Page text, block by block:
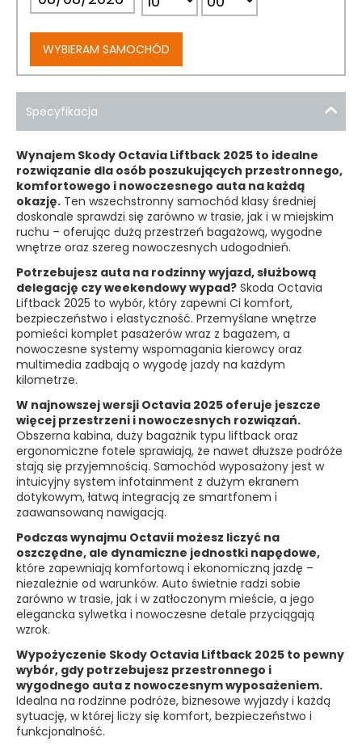
WYBIERAM SAMOCHÓD
Specyfikacja
Wynajem Skody Octavia Liftback 2025 to idealne
rozwiązanie dla osób poszukujących przestronnego,
komfortowego i nowoczesnego auta na każdą
okazję. Ten wszechstronny samochód klasy średniej
doskonale sprawdzi się zarówno w trasie, jak i w miejskim
ruchu – oferując dużą przestrzeń bagażową, wygodne
wnętrze oraz szereg nowoczesnych udogodnień.
Potrzebujesz auta na rodzinny wyjazd, służbową
delegację czy weekendowy wypad? Skoda Octavia
Liftback 2025 to wybór, który zapewni Ci komfort,
bezpieczeństwo i elastyczność. Przemyślane wnętrze
pomieści komplet pasażerów wraz z bagażem, a
nowoczesne systemy wspomagania kierowcy oraz
multimedia zadbają o wygodę jazdy na każdym
kilometrze.
W najnowszej wersji Octavia 2025 oferuje jeszcze
więcej przestrzeni i nowoczesnych rozwiązań.
Obszerna kabina, duży bagażnik typu liftback oraz
ergonomiczne fotele sprawiają, że nawet dłuższe podróże
stają się przyjemnością. Samochód wyposażony jest w
intuicyjny system infotainment z dużym ekranem
dotykowym, łatwą integracją ze smartfonem i
zaawansowaną nawigacją.
Podczas wynajmu Octavii możesz liczyć na
oszczędne, ale dynamiczne jednostki napędowe,
które zapewniają komfortową i ekonomiczną jazdę –
niezależnie od warunków. Auto świetnie radzi sobie
zarówno w trasie, jak i w zatłoczonym mieście, a jego
elegancka sylwetka i nowoczesne detale przyciągają
wzrok.
Wypożyczenie Skody Octavia Liftback 2025 to pewny
wybór, gdy potrzebujesz przestronnego i
wygodnego auta z nowoczesnym wyposażeniem.
Idealna na rodzinne podróże, biznesowe wyjazdy i każdą
sytuację, w której liczy się komfort, bezpieczeństwo i
funkcjonalność.